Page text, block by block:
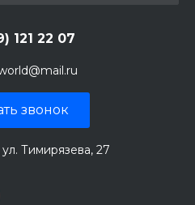
121 22 07
звонок
Тимирязева, 27